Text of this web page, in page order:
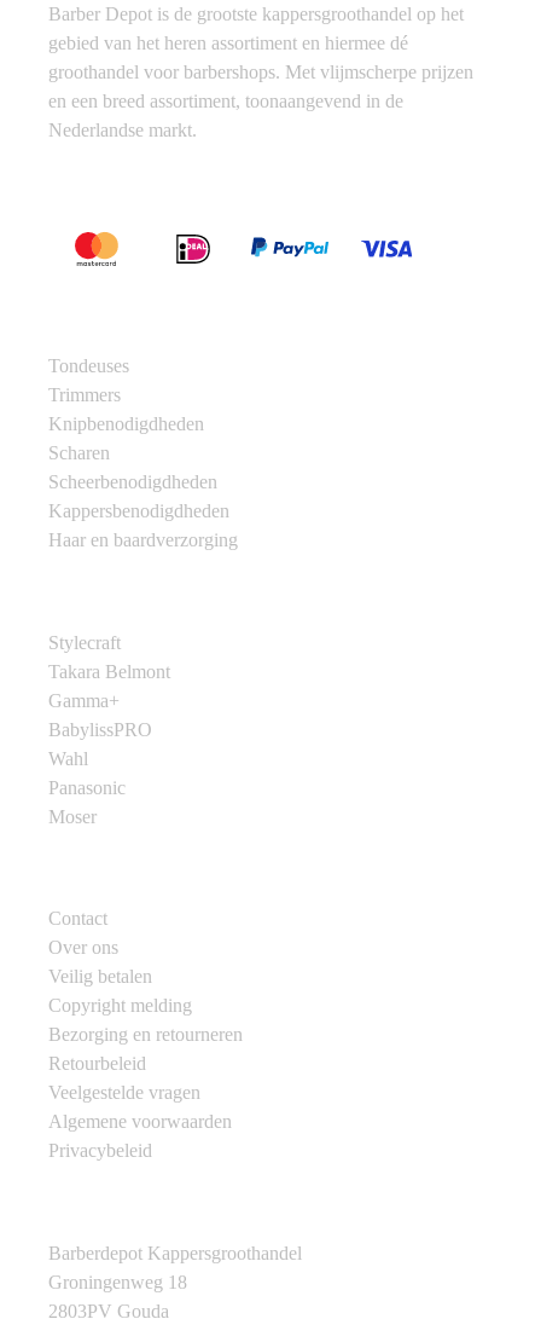
Barber Depot is de grootste kappersgroothandel op het
gebied van het heren assortiment en hiermee dé
groothandel voor barbershops. Met vlijmscherpe prijzen
en een breed assortiment, toonaangevend in de
Nederlandse markt.
Tondeuses
Trimmers
Knipbenodigdheden
Scharen
Scheerbenodigdheden
Kappersbenodigdheden
Haar en baardverzorging
Stylecraft
Takara Belmont
Gamma+
BabylissPRO
Wahl
Panasonic
Moser
Contact
Over ons
Veilig betalen
Copyright melding
Bezorging en retourneren
Retourbeleid
Veelgestelde vragen
Algemene voorwaarden
Privacybeleid
Barberdepot Kappersgroothandel
Groningenweg 18
2803PV Gouda